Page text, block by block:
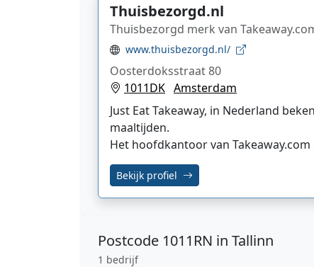
Thuisbezorgd.nl
Thuisbezorgd merk van
www.thuisbezorgd.nl/
Oosterdoksstraat 80
1011DK Amsterdam
Just Eat Takeaway, in Nederland
maaltijden.
Het hoofdkantoor van
Bekijk profiel
Postcode 1011RN in Tallinn
1 bedrijf